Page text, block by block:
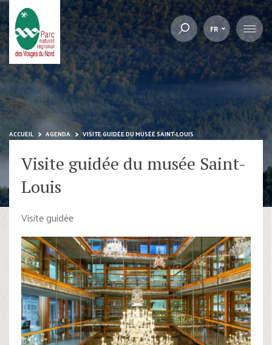
FR
ACCUEIL AGENDA VISITE GUIDÉE DU MUSÉE SAINT-LOUIS
Visite guidée du musée Saint-
Louis
Visite guidée